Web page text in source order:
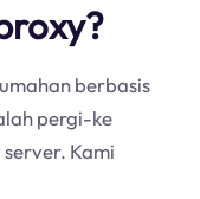
berbasis
pergi-ke
Kami